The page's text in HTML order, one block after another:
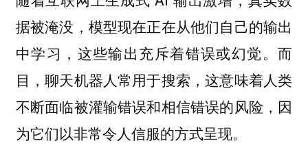
据被淹没，模型现在正在从他们自己的输出
中学习，这些输出充斥着错误或幻觉。而
目，聊天机器人常用于搜索，这意味着人类
不断面临被灌输错误和相信错误的风险，因
为它们以非常令人信服的方式呈现。